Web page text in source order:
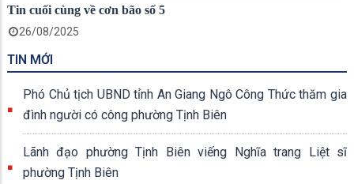
Tin cuối cùng về cơn bão số 5
26/08/2025
TIN MỚI
Phó Chủ tịch UBND tỉnh An Giang Ngô Công Thức thăm gia
đình người có công phường Tịnh Biên
Lãnh đạo phường Tịnh Biên viếng Nghĩa trang Liệt sĩ
phường Tịnh Biên